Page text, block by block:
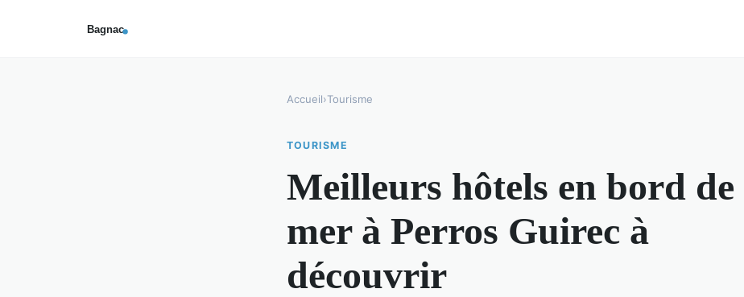
Accueil›Tourisme
TOURISME
Meilleurs hôtels en bord de
mer à Perros Guirec à
découvrir